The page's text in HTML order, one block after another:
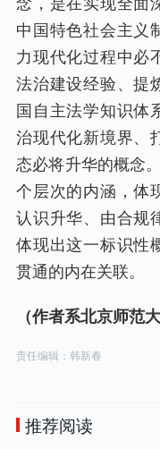
中国特色社会主义
力现代化过程中必
法治建设经验、提
国自主法学知识体
治现代化新境界、
态必将升华的概念
个层次的内涵，体
认识升华、由合规
体现出这一标识性
贯通的内在关联。
（作者系北京师范
责任编辑：韩新春
推荐阅读